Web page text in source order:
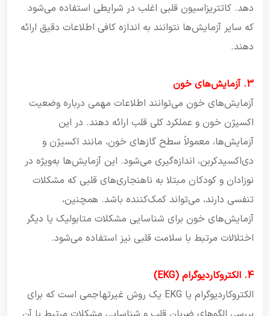
دهد. کاتتریزاسیون قلبی اغلب در شرایطی استفاده می‌شود
که سایر آزمایش‌ها نتوانند به اندازه کافی اطلاعات دقیق ارائه
دهند.
3. آزمایش‌های خون
آزمایش‌های خون می‌توانند اطلاعات مهمی درباره وضعیت
اکسیژن خون و عملکرد کلی قلب ارائه دهند. در این
آزمایش‌ها، معمولاً سطح گازهای خون، مانند اکسیژن و
دی‌اکسیدکربن، اندازه‌گیری می‌شود. این آزمایش‌ها به‌ویژه در
نوزادان و کودکان مبتلا به ناهنجاری‌های قلبی که مشکلات
تنفسی دارند، می‌تواند کمک‌کننده باشد. همچنین،
آزمایش‌های خون برای شناسایی مشکلات متابولیک یا دیگر
اختلالات مرتبط با سلامت قلبی نیز استفاده می‌شود.
4. الکتروکاردیوگرام (EKG)
الکتروکاردیوگرام یا EKG یک روش غیرتهاجمی است که برای